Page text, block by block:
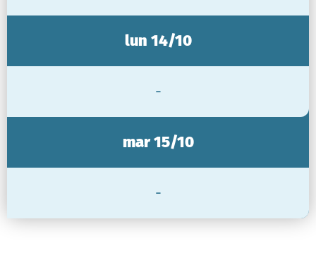
lun 14/10
-
mar 15/10
-